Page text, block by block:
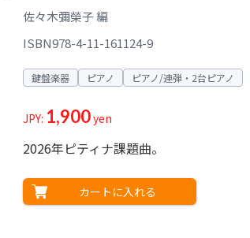
佐々木彌榮子 編
ISBN978-4-11-161124-9
鍵盤楽器 ピアノ ピアノ/連弾・2台ピアノ
JPY: 1,900yen
2026年ピティナ課題曲。
カートに入れる